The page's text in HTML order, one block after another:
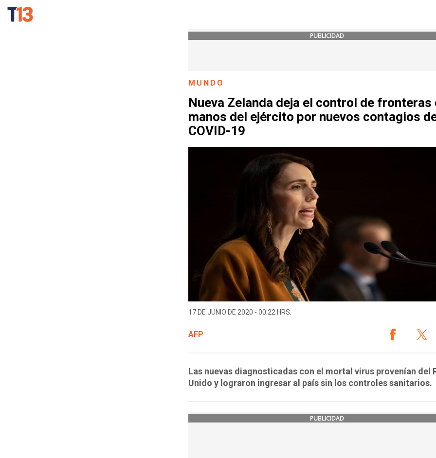
PUBLICIDAD
MUNDO
Nueva Zelanda deja el control de fronteras
manos del ejército por nuevos contagios
COVID-19
17 DE JUNIO DE 2020 - 00:22 HRS.
AFP
Las nuevas diagnosticadas con el mortal virus provenían del
Unido y lograron ingresar al país sin los controles sanitarios.
PUBLICIDAD